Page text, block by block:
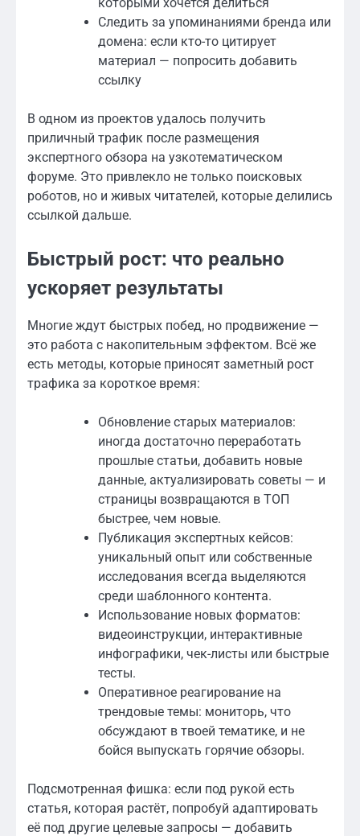
которыми хочется делиться
Следить за упоминаниями бренда или
домена: если кто-то цитирует
материал — попросить добавить
ссылку
В одном из проектов удалось получить
приличный трафик после размещения
экспертного обзора на узкотематическом
форуме. Это привлекло не только поисковых
роботов, но и живых читателей, которые делились
ссылкой дальше.
Быстрый рост: что реально
ускоряет результаты
Многие ждут быстрых побед, но продвижение —
это работа с накопительным эффектом. Всё же
есть методы, которые приносят заметный рост
трафика за короткое время:
Обновление старых материалов:
иногда достаточно переработать
прошлые статьи, добавить новые
данные, актуализировать советы — и
страницы возвращаются в ТОП
быстрее, чем новые.
Публикация экспертных кейсов:
уникальный опыт или собственные
исследования всегда выделяются
среди шаблонного контента.
Использование новых форматов:
видеоинструкции, интерактивные
инфографики, чек-листы или быстрые
тесты.
Оперативное реагирование на
трендовые темы: мониторь, что
обсуждают в твоей тематике, и не
бойся выпускать горячие обзоры.
Подсмотренная фишка: если под рукой есть
статья, которая растёт, попробуй адаптировать
её под другие целевые запросы — добавить